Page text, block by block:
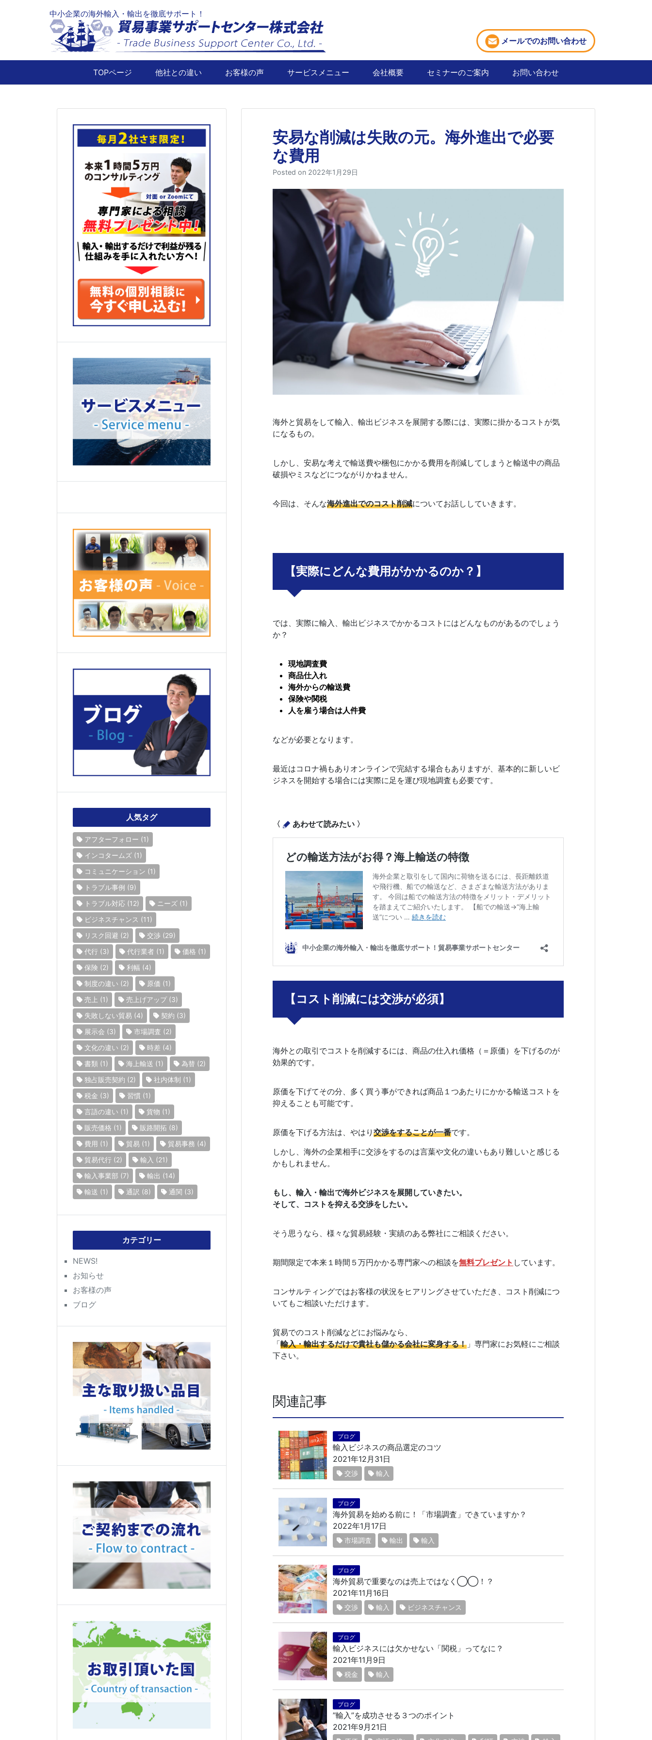
中小企業の海外輸入・輸出を徹底サポート！
メールでのお問い合わせ
TOPページ 他社との違い お客様の声 サービスメニュー 会社概要 セミナーのご案内 お問い合わせ
安易な削減は失敗の元。海外進出で必要
な費用
Posted on 2022年1月29日
海外と貿易をして輸入、輸出ビジネスを展開する際には、実際に掛かるコストが気
になるもの。
しかし、安易な考えで輸送費や梱包にかかる費用を削減してしまうと輸送中の商品
破損やミスなどにつながりかねません。
今回は、そんな海外進出でのコスト削減についてお話ししていきます。
【実際にどんな費用がかかるのか？】
では、実際に輸入、輸出ビジネスでかかるコストにはどんなものがあるのでしょう
か？
現地調査費
商品仕入れ
海外からの輸送費
保険や関税
人を雇う場合は人件費
などが必要となります。
最近はコロナ禍もありオンラインで完結する場合もありますが、基本的に新しいビ
ジネスを開始する場合には実際に足を運び現地調査も必要です。
〈 あわせて読みたい 〉
【コスト削減には交渉が必須】
海外との取引でコストを削減するには、商品の仕入れ価格（＝原価）を下げるのが
効果的です。
原価を下げてその分、多く買う事ができれば商品１つあたりにかかる輸送コストを
抑えることも可能です。
原価を下げる方法は、やはり 交渉をすることが一番です。
しかし、海外の企業相手に交渉をするのは言葉や文化の違いもあり難しいと感じる
かもしれません。
もし、輸入・輸出で海外ビジネスを展開していきたい。
そして、コストを抑える交渉をしたい。
そう思うなら、様々な貿易経験・実績のある弊社にご相談ください。
期間限定で本来１時間５万円かかる専門家への相談を無料プレゼント しています。
コンサルティングではお客様の状況をヒアリングさせていただき、コスト削減につ
いてもご相談いただけます。
貿易でのコスト削減などにお悩みなら、
「輸入・輸出するだけで貴社も儲かる会社に変身する！ 」専門家にお気軽にご相談
下さい。
関連記事
ブログ
輸入ビジネスの商品選定のコツ
2021年12月31日
交渉 輸入
ブログ
海外貿易を始める前に！「市場調査」できていますか？
2022年1月17日
市場調査 輸出 輸入
ブログ
海外貿易で重要なのは売上ではなく◯◯！？
2021年11月16日
交渉 輸入 ビジネスチャンス
ブログ
輸入ビジネスには欠かせない「関税」ってなに？
2021年11月9日
税金 輸入
ブログ
”輸入”を成功させる３つのポイント
2021年9月21日
人気タグ
アフターフォロー (1)
インコタームズ (1)
コミュニケーション (1)
トラブル事例 (9)
トラブル対応 (12) ニーズ (1)
ビジネスチャンス (11)
リスク回避 (2) 交渉 (29)
代行 (3) 代行業者 (1) 価格 (1)
保険 (2) 利幅 (4)
制度の違い (2) 原価 (1)
売上 (1) 売上げアップ(3)
失敗しない貿易 (4) 契約 (3)
展示会 (3) 市場調査 (2)
文化の違い (2) 時差 (4)
書類 (1) 海上輸送 (1) 為替 (2)
独占販売契約 (2) 社内体制 (1)
税金 (3) 習慣 (1)
言語の違い (1) 貨物 (1)
販売価格 (1) 販路開拓 (8)
費用 (1) 貿易 (1) 貿易事務 (4)
貿易代行 (2) 輸入 (21)
輸入事業部 (7) 輸出 (14)
輸送 (1) 通訳 (8) 通関 (3)
カテゴリー
NEWS!
お知らせ
お客様の声
ブログ